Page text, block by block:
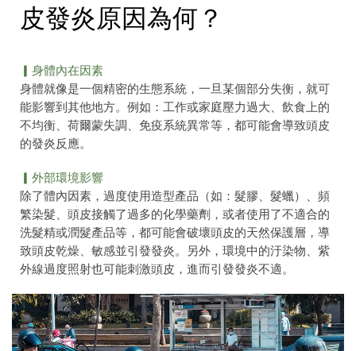
皮發炎原因為何？
▎身體內在因素
身體就像是一個精密的生態系統，一旦某個部分失衡，就可
能影響到其他地方。例如：工作或家庭壓力過大、飲食上的
不均衡、荷爾蒙失調、免疫系統異常等，都可能會導致頭皮
的發炎反應。
▎外部環境影響
除了體內因素，過度使用造型產品（如：髮膠、髮蠟）、頻
繁染髮、頭皮接觸了過多的化學藥劑，或者使用了不適合的
洗髮精或潤髮產品等，都可能會破壞頭皮的天然保護層，導
致頭皮乾燥、敏感並引發發炎。另外，環境中的汙染物、紫
外線過度照射也可能刺激頭皮，進而引發發炎不適。